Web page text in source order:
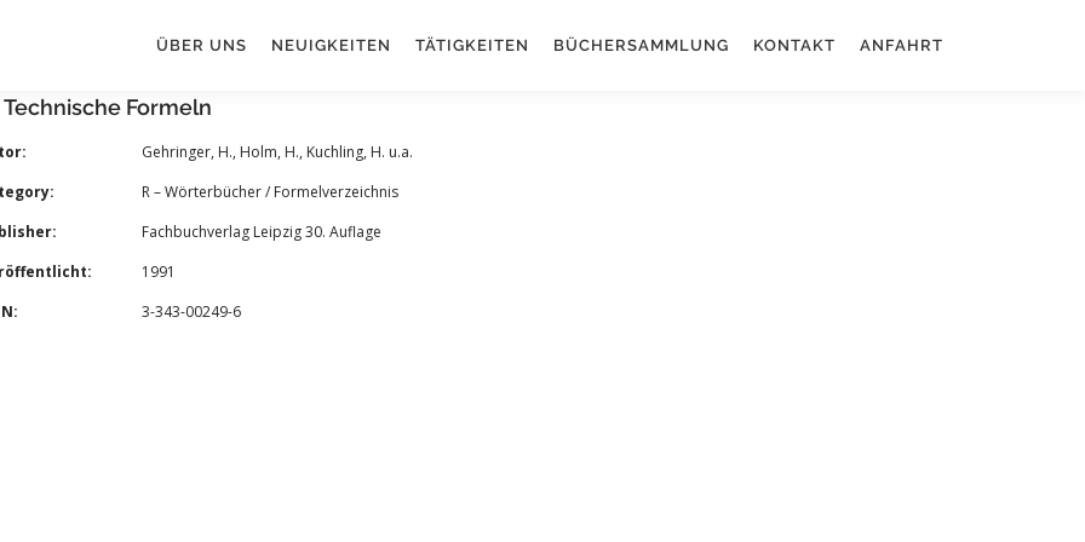
ÜBER UNS NEUIGKEITEN TÄTIGKEITEN BÜCHERSAMMLUNG KONTAKT ANFAHRT
Technische Formeln
Gehringer, H., Holm, H., Kuchling, H. u.a.
R – Wörterbücher / Formelverzeichnis
Fachbuchverlag Leipzig 30. Auflage
1991
3-343-00249-6